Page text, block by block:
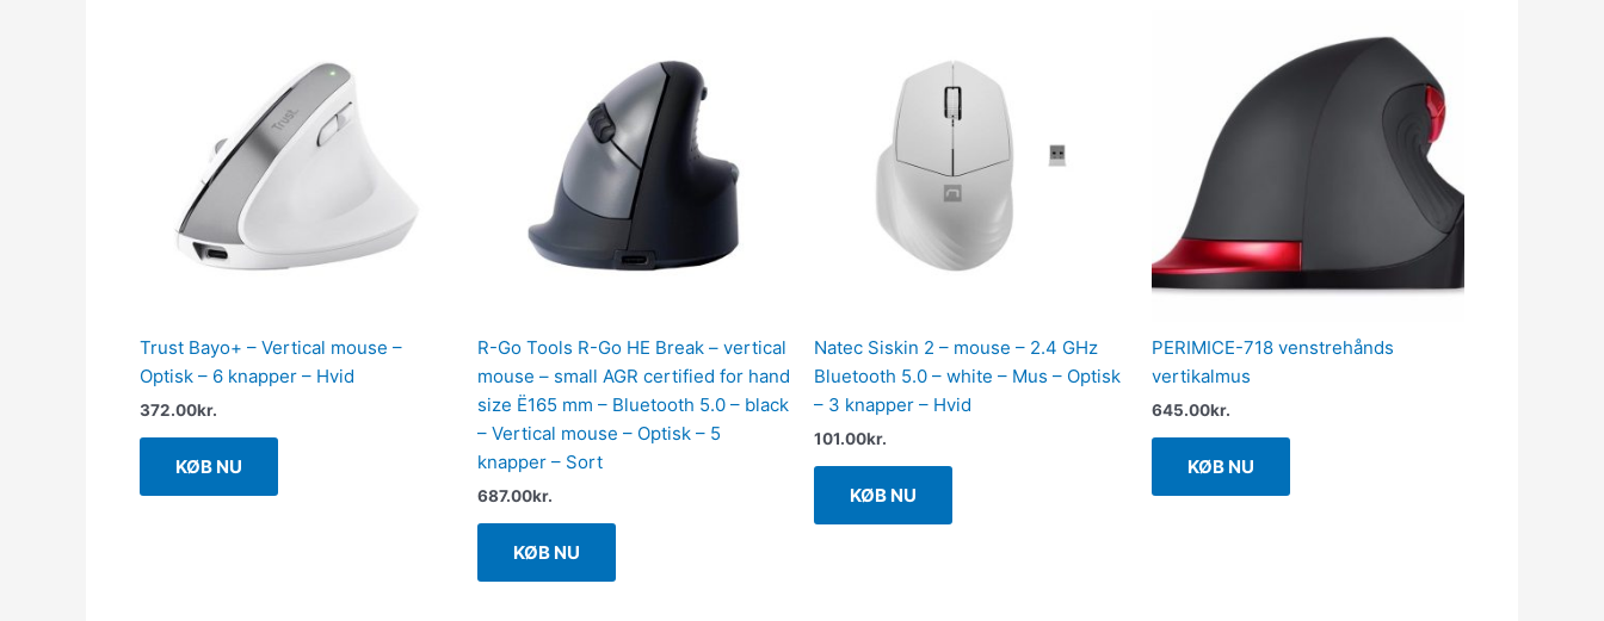
Trust Bayo+ – Vertical mouse –
Optisk – 6 knapper – Hvid
372.00kr.
KØB NU
R-Go Tools R-Go HE Break – vertical
mouse – small AGR certified for hand
size Ë165 mm – Bluetooth 5.0 – black
– Vertical mouse – Optisk – 5
knapper – Sort
687.00kr.
KØB NU
Natec Siskin 2 – mouse – 2.4 GHz
Bluetooth 5.0 – white – Mus – Optisk
– 3 knapper – Hvid
101.00kr.
KØB NU
PERIMICE-718 venstrehånds
vertikalmus
645.00kr.
KØB NU